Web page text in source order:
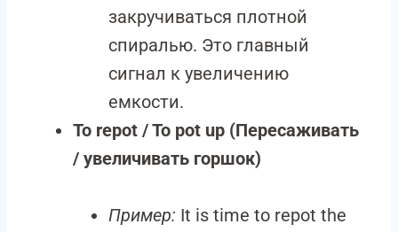
закручиваться плотной
спиралью. Это главный
сигнал к увеличению
емкости.
To repot / To pot up (Пересаживать
/ увеличивать горшок)
Пример: It is time to repot the